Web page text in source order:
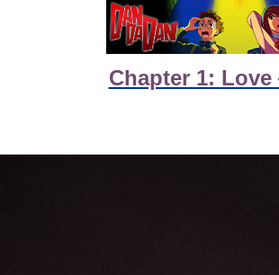
Chapter 1: